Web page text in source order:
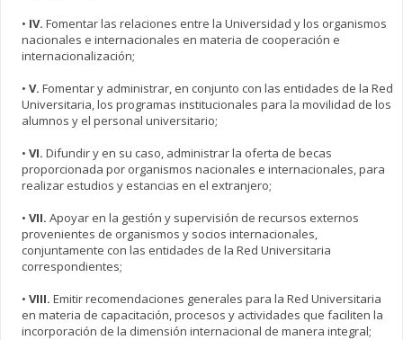
• IV. Fomentar las relaciones entre la Universidad y los organismos
nacionales e internacionales en materia de cooperación e
internacionalización;
• V. Fomentar y administrar, en conjunto con las entidades de la Red
Universitaria, los programas institucionales para la movilidad de los
alumnos y el personal universitario;
• VI. Difundir y en su caso, administrar la oferta de becas
proporcionada por organismos nacionales e internacionales, para
realizar estudios y estancias en el extranjero;
• VII. Apoyar en la gestión y supervisión de recursos externos
provenientes de organismos y socios internacionales,
conjuntamente con las entidades de la Red Universitaria
correspondientes;
• VIII. Emitir recomendaciones generales para la Red Universitaria
en materia de capacitación, procesos y actividades que faciliten la
incorporación de la dimensión internacional de manera integral;